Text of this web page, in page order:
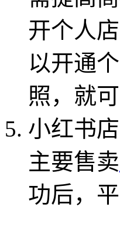
开个人
以开通
照，就
小红书
主要售卖
功后，